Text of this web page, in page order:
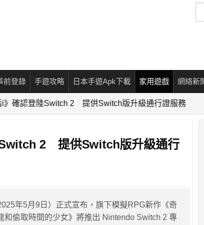
尋
前登錄 手遊攻略 日本手遊Apk下載 家用遊戲 網絡新
i》確認登陸Switch 2 提供Switch版升級通行證服務
2 提供Switch版升級通行
年5月9日）正式宣布，旗下模擬RPG新作《奇
和偷取時間的少女》將推出 Nintendo Switch 2 專